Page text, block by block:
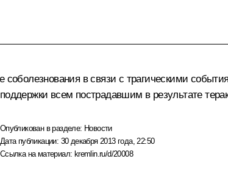
соболезнования в связи с трагическими
всем пострадавшим в результате
Опубликован в разделе: Новости
Дата публикации: 30 декабря 2013 года, 22:50
Ссылка на материал: kremlin.ru/d/20008